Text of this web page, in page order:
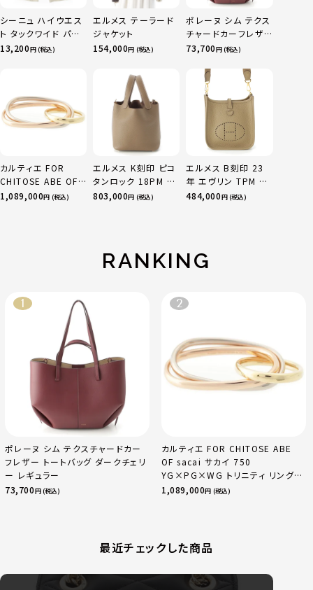
シーニュ ハイウエス
ト タックワイド パン
ツ ボトムス オフホワ
13,200円 (税込)
エルメス テーラード
ジャケット
154,000円 (税込)
ポレーヌ シム テクス
チャードカーフレザ
ー トートバッグ ダー
73,700円 (税込)
カルティエ FOR
CHITOSE ABE OF
sacai サカイ 750
1,089,000円 (税込)
エルメス K刻印 ピコ
タンロック 18PM ト
リヨン ハンドバッグ
803,000円 (税込)
エルメス B刻印 23
年 エヴリン TPM 16
アマゾン トリヨンク
484,000円 (税込)
RANKING
ポレーヌ シム テクスチャードカー
フレザー トートバッグ ダークチェリ
ー レギュラー
73,700円 (税込)
カルティエ FOR CHITOSE ABE
OF sacai サカイ 750
YG×PG×WG トリニティ リング
指輪 マルチカラー 50 51 52
1,089,000円 (税込)
最近チェックした商品